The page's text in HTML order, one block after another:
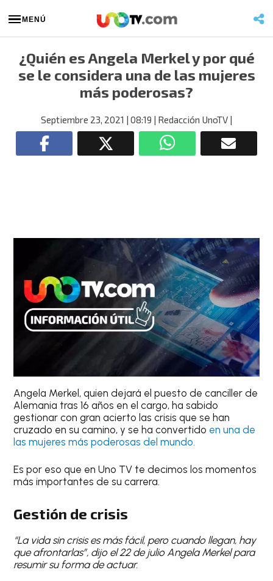
MENÚ
¿Quién es Angela Merkel y por qué
se le considera una de las mujeres
más poderosas?
Septiembre 23, 2021 | 08:19 | Redacción UnoTV |
Angela Merkel, quien dejará el puesto de canciller de
Alemania tras 16 años en el cargo, ha sabido
gestionar con gran acierto las crisis que se han
cruzado en su camino, y se ha convertido en una de
las mujeres más poderosas del mundo.
Es por eso que en Uno TV te decimos los momentos
más importantes de su carrera.
Gestión de crisis
“La vida sin crisis es más fácil, pero cuando llegan, hay
que afrontarlas”, dijo el 22 de julio Angela Merkel para
resumir su forma de actuar.